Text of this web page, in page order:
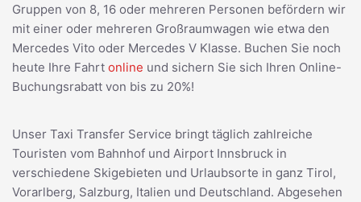
Gruppen von 8, 16 oder mehreren Personen befördern wir
mit einer oder mehreren Großraumwagen wie etwa den
Mercedes Vito oder Mercedes V Klasse. Buchen Sie noch
heute Ihre Fahrt online und sichern Sie sich Ihren Online-
Buchungsrabatt von bis zu 20%!
Unser Taxi Transfer Service bringt täglich zahlreiche
Touristen vom Bahnhof und Airport Innsbruck in
verschiedene Skigebieten und Urlaubsorte in ganz Tirol,
Vorarlberg, Salzburg, Italien und Deutschland. Abgesehen